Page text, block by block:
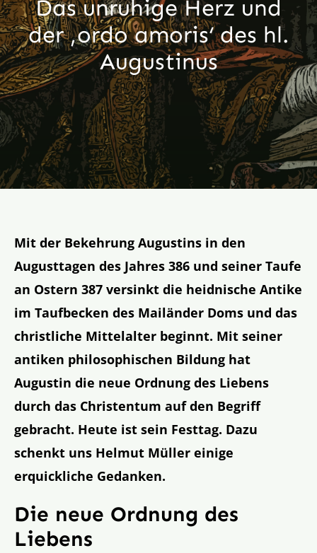
Aktion
Veröffentlichungen
Das unruhige Herz und
der ‚ordo amoris‘ des hl.
Augustinus
Mit der Bekehrung Augustins in den
Augusttagen des Jahres 386 und seiner Taufe
an Ostern 387 versinkt die heidnische Antike
im Taufbecken des Mailänder Doms und das
christliche Mittelalter beginnt. Mit seiner
antiken philosophischen Bildung hat
Augustin die neue Ordnung des Liebens
durch das Christentum auf den Begriff
gebracht. Heute ist sein Festtag. Dazu
schenkt uns Helmut Müller einige
erquickliche Gedanken.
Die neue Ordnung des
Liebens